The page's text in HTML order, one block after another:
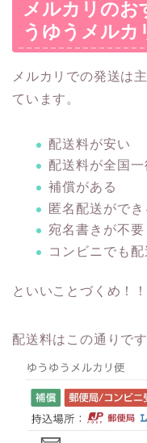
メルカリのお
うゆうメルカ
メルカリでの発送は
ています。
配送料が安い
配送料が全国
補償がある
匿名配送ができ
宛名書きが不要
コンビニでも
といいことづくめ！！
配送料はこの通りです